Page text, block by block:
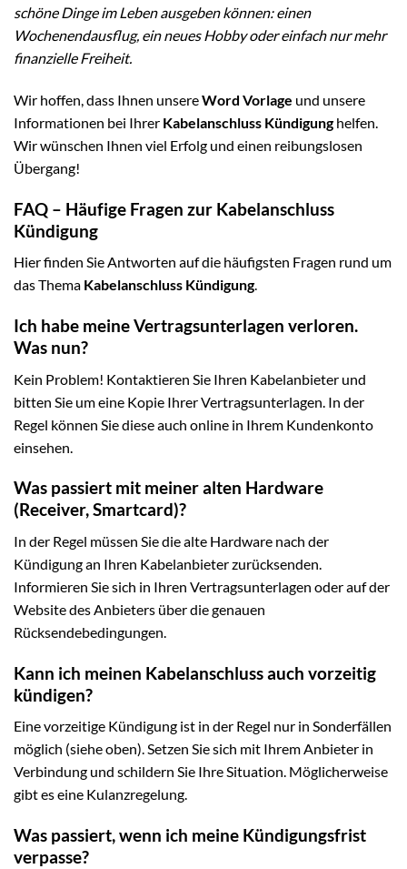
schöne Dinge im Leben ausgeben können: einen
Wochenendausflug, ein neues Hobby oder einfach nur mehr
finanzielle Freiheit.
Wir hoffen, dass Ihnen unsereWord Vorlage und unsere
Informationen bei Ihrer Kabelanschluss Kündigunghelfen.
Wir wünschen Ihnen viel Erfolg und einen reibungslosen
Übergang!
FAQ – Häufige Fragen zur Kabelanschluss
Kündigung
Hier finden Sie Antworten auf die häufigsten Fragen rund um
das Thema Kabelanschluss Kündigung.
Ich habe meine Vertragsunterlagen verloren.
Was nun?
Kein Problem! Kontaktieren Sie Ihren Kabelanbieter und
bitten Sie um eine Kopie Ihrer Vertragsunterlagen. In der
Regel können Sie diese auch online in Ihrem Kundenkonto
einsehen.
Was passiert mit meiner alten Hardware
(Receiver, Smartcard)?
In der Regel müssen Sie die alte Hardware nach der
Kündigung an Ihren Kabelanbieter zurücksenden.
Informieren Sie sich in Ihren Vertragsunterlagen oder auf der
Website des Anbieters über die genauen
Rücksendebedingungen.
Kann ich meinen Kabelanschluss auch vorzeitig
kündigen?
Eine vorzeitige Kündigung ist in der Regel nur in Sonderfällen
möglich (siehe oben). Setzen Sie sich mit Ihrem Anbieter in
Verbindung und schildern Sie Ihre Situation. Möglicherweise
gibt es eine Kulanzregelung.
Was passiert, wenn ich meine Kündigungsfrist
verpasse?